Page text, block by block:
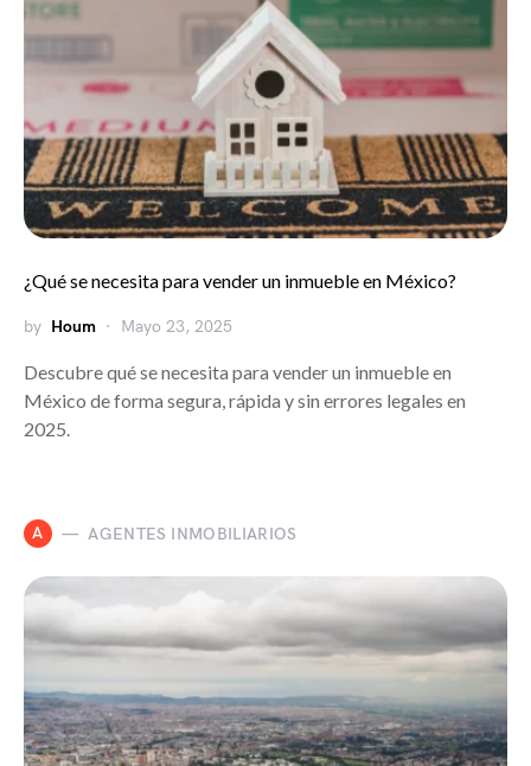
¿Qué se necesita para vender un inmueble en México?
by Houm Mayo 23, 2025
Descubre qué se necesita para vender un inmueble en
México de forma segura, rápida y sin errores legales en
2025.
A AGENTES INMOBILIARIOS